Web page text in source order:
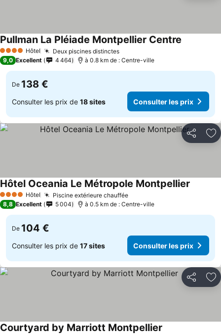
4 Étoiles Hôtel Deux piscines distinctesConsulter les prix
Pullman La Pléiade Montpellier Centre
9,0 Excellent 4 464 à 0.8 km de : Centre-ville
De 138 €
Consulter les prix de 18 sites Consulter les prix
Partager
4 Étoiles Hôtel Piscine extérieure chaufféeConsulter les prix
Hôtel Oceania Le Métropole Montpellier
8,8 Excellent 5 004 à 0.5 km de : Centre-ville
De 104 €
Consulter les prix de 17 sites Consulter les prix
Partager
Courtyard by Marriott Montpellier